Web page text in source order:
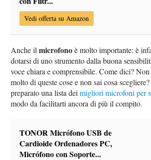
Vedi offerta su Amazon
Anche ilmicrofonoè molto importante: è
dotarsi di uno strumento dalla buona
voce chiara e comprensibile. Come dici?
molto di queste cose e non sai cosa
preparato una lista deimigliori microfoni per
modo da facilitarti ancora di più il compito.
TONOR Micrófono USB de
Cardioide Ordenadores PC,
Micrófono con Soporte...